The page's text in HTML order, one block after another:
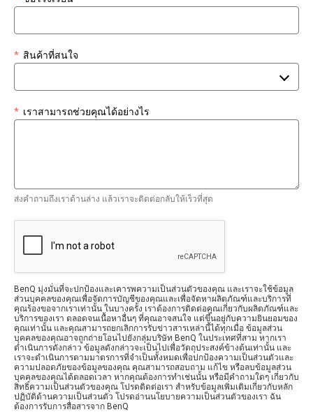
สินค้าที่สนใจ
*
เราสามารถช่วยคุณได้อย่างไร
*
ส่งคำถามถึงเราด้านล่าง แล้วเราจะติดต่อกลับให้เร็วที่สุด
BenQ มุ่งมั่นที่จะปกป้องและเคารพความเป็นส่วนตัวของคุณ และเราจะใช้ข้อมูล
ส่วนบุคคลของคุณเพื่อจัดการบัญชีของคุณและเพื่อจัดหาผลิตภัณฑ์และบริการที่
คุณร้องขอจากเราเท่านั้น ในบางครั้ง เราต้องการติดต่อคุณเกี่ยวกับผลิตภัณฑ์และ
บริการของเรา ตลอดจนเนื้อหาอื่นๆ ที่คุณอาจสนใจ แต่ขึ้นอยู่กับความยินยอมของ
คุณเท่านั้น และคุณสามารถยกเลิกการรับข่าวสารเหล่านี้ได้ทุกเมื่อ ข้อมูลส่วน
บุคคลของคุณอาจถูกถ่ายโอนไปยังกลุ่มบริษัท BenQ ในประเทศที่สาม หากเรา
ดำเนินการดังกล่าว ข้อมูลดังกล่าวจะเป็นไปเพื่อวัตถุประสงค์ข้างต้นเท่านั้น และ
เราจะดำเนินการตามมาตรการที่จำเป็นทั้งหมดเพื่อปกป้องความเป็นส่วนตัวและ
ความปลอดภัยของข้อมูลของคุณ คุณสามารถสอบถาม แก้ไข หรือลบข้อมูลส่วน
บุคคลของคุณได้ตลอดเวลา หากคุณต้องการทำเช่นนั้น หรือมีคำถามใดๆ เกี่ยวกับ
สิทธิ์ความเป็นส่วนตัวของคุณ โปรดติดต่อเรา สำหรับข้อมูลเพิ่มเติมเกี่ยวกับหลัก
ปฏิบัติด้านความเป็นส่วนตัว โปรดอ่านนโยบายความเป็นส่วนตัวของเรา ฉัน
ต้องการรับการสื่อสารจาก BenQ